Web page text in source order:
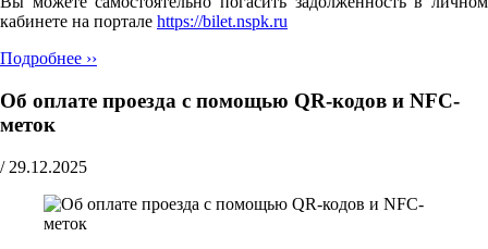
кабинете на портале https://bilet.nspk.ru
Подробнее ››
Об оплате проезда с помощью QR-кодов и NFC-
меток
/ 29.12.2025